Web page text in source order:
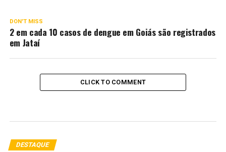
DON'T MISS
2 em cada 10 casos de dengue em Goiás são registrados
em Jataí
CLICK TO COMMENT
DESTAQUE